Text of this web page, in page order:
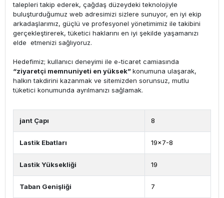
talepleri takip ederek, çağdaş düzeydeki teknolojiyle
buluşturduğumuz web adresimizi sizlere sunuyor, en iyi ekip
arkadaşlarımız, güçlü ve profesyonel yönetimimiz ile takibini
gerçekleştirerek, tüketici haklarını en iyi şekilde yaşamanızı
elde etmenizi sağlıyoruz.
Hedefimiz; kullanıcı deneyimi ile e-ticaret camiasında
“ziyaretçi memnuniyeti en yüksek”konumuna ulaşarak,
halkın takdirini kazanmak ve sitemizden sorunsuz, mutlu
tüketici konumunda ayrılmanızı sağlamak.
jant Çapı 8
Lastik Ebatları 19x7-8
Lastik Yüksekliği 19
Taban Genişliği 7